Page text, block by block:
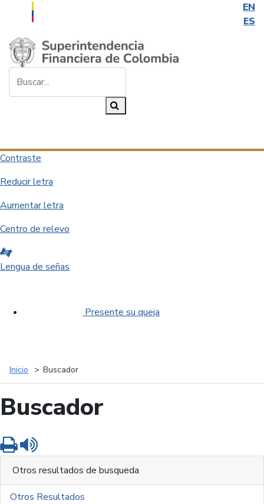
EN
ES
Saltar al contenido principal
Contraste
Reducir letra
Aumentar letra
Centro de relevo
Lengua de señas
Presente su queja
Inicio Buscador
Buscador
Imprimir
Otros resultados de busqueda
Otros Resultados